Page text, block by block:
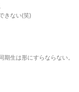
きない(笑)
生は形にすらならない。